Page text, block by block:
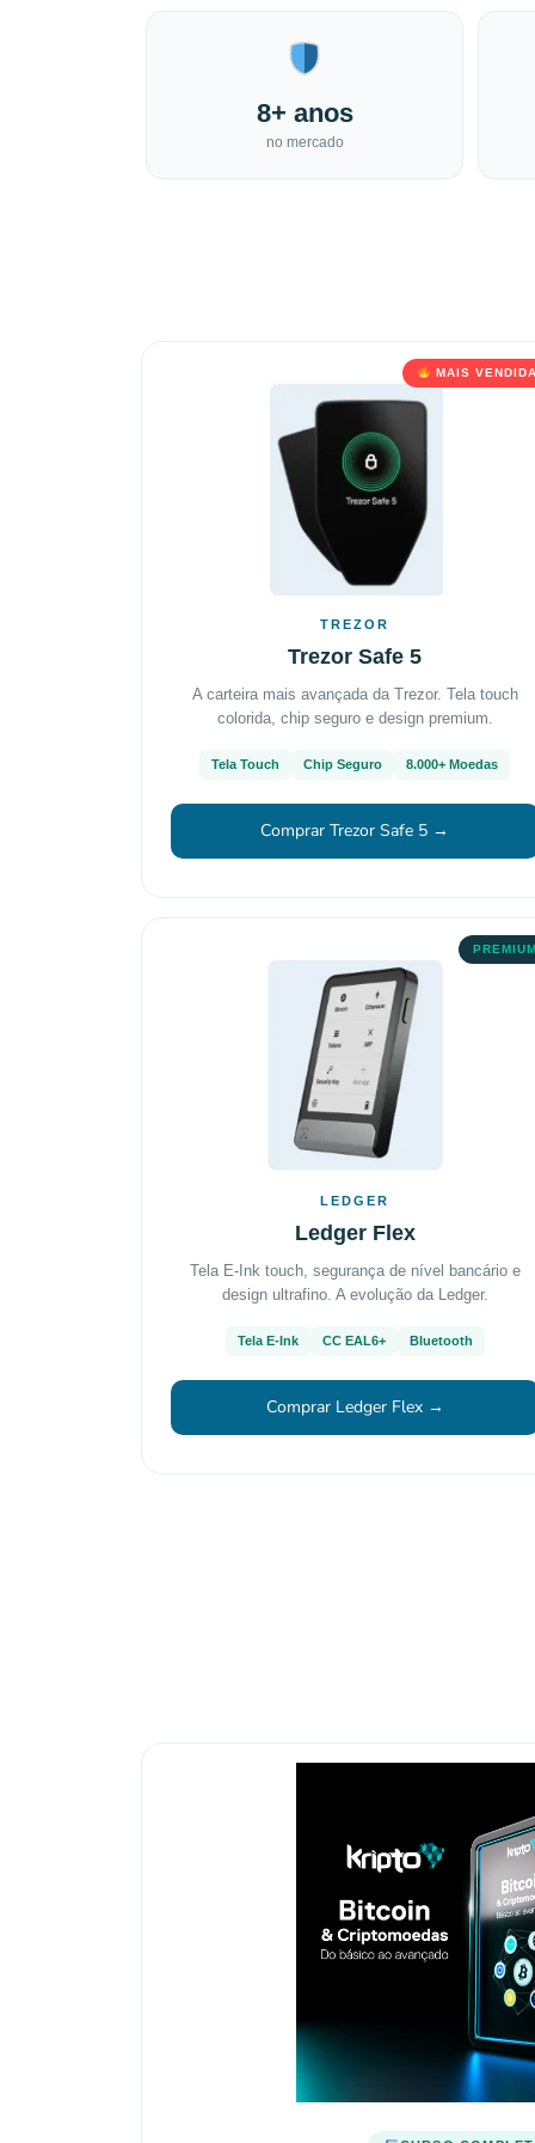
8+ anos
no mercado
MAIS
TREZOR
Trezor Safe 5
A carteira mais avançada da Trezor. Tela touch
colorida, chip seguro e design premium.
Tela Touch Chip Seguro 8.000+ Moedas
Comprar Trezor Safe 5 →
LEDGER
Ledger Flex
Tela E-Ink touch, segurança de nível bancário e
design ultrafino. A evolução da Ledger.
Tela E-Ink CC EAL6+ Bluetooth
Comprar Ledger Flex →